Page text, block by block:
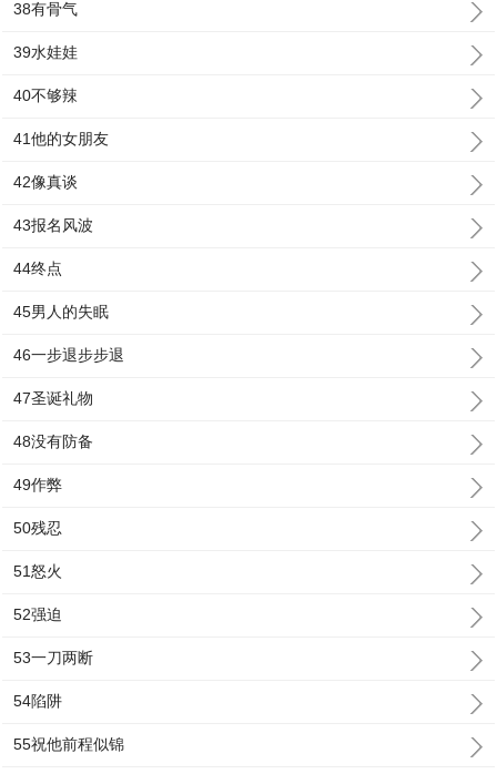
38有骨气
39水娃娃
40不够辣
41他的女朋友
42像真谈
43报名风波
44终点
45男人的失眠
46一步退步步退
47圣诞礼物
48没有防备
49作弊
50残忍
51怒火
52强迫
53一刀两断
54陷阱
55祝他前程似锦